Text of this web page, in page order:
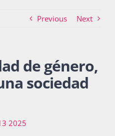
Previous Next
de género,
sociedad
2025